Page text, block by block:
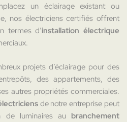
un éclairage existant ou
nos électriciens certifiés offrent
termes d’installation électrique
projets d’éclairage pour des
des appartements, des
autres propriétés commerciales.
de notre entreprise peut
de luminaires au branchement